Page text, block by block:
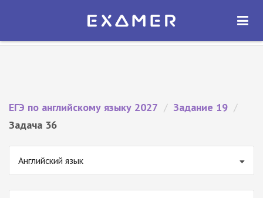
Экзамер — ЕГЭ 2027
ОТКРЫТЬ
ЕГЭ по английскому языку 2027 / Задание 19 /
Задача 36
Английский язык